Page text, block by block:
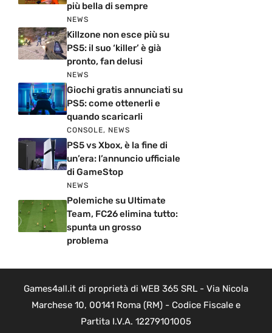
più bella di sempre
NEWS
Killzone non esce più su
PS5: il suo ‘killer’ è già
pronto, fan delusi
NEWS
Giochi gratis annunciati su
PS5: come ottenerli e
quando scaricarli
CONSOLE, NEWS
PS5 vs Xbox, è la fine di
un’era: l’annuncio ufficiale
di GameStop
NEWS
Polemiche su Ultimate
Team, FC26 elimina tutto:
spunta un grosso
problema
Games4all.it di proprietà di WEB 365 SRL - Via Nicola
Marchese 10, 00141 Roma (RM) - Codice Fiscale e
Partita I.V.A. 12279101005